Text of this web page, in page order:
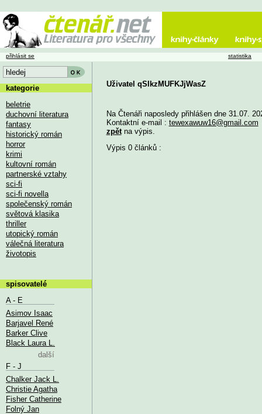
Uživatel qSIkzMUFKJjWasZ
Na Čtenáři naposledy přihlášen dne 31.07.
Kontaktní e-mail : tewexawuw16@gmail.com
zpětna výpis.
Výpis 0 článků :
přihlásit se statistika
kategorie
beletrie
duchovní literatura
fantasy
historický román
horror
krimi
kultovní román
partnerské vztahy
sci-fi
sci-fi novella
společenský román
světová klasika
thriller
utopický román
válečná literatura
životopis
spisovatelé
A - E
Asimov Isaac
Barjavel René
Barker Clive
Black Laura L.
další
F - J
Chalker Jack L.
Christie Agatha
Fisher Catherine
Folný Jan